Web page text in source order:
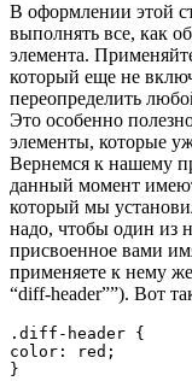
В оформлении этой
выполнять все, как
элемента.
который еще не
переопределить
Это особенно
элементы, которые
Вернемся к нашему
данный момент
который мы
надо, чтобы один из
присвоенное вами
применяете к нему
“diff-header””). Вот
.diff-header {
color: red;
}